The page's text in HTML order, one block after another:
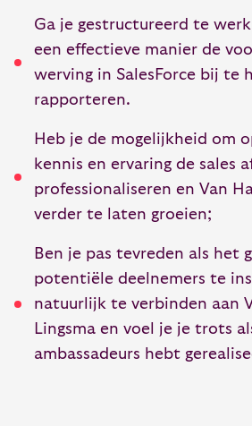
Ga je gestructureerd te
een effectieve manier de
werving in SalesForce bij te
rapporteren.
Heb je de mogelijkheid om
kennis en ervaring de sales
professionaliseren en Van
verder te laten groeien;
Ben je pas tevreden als het
potentiële deelnemers te
natuurlijk te verbinden aan
Lingsma en voel je je trots
ambassadeurs hebt